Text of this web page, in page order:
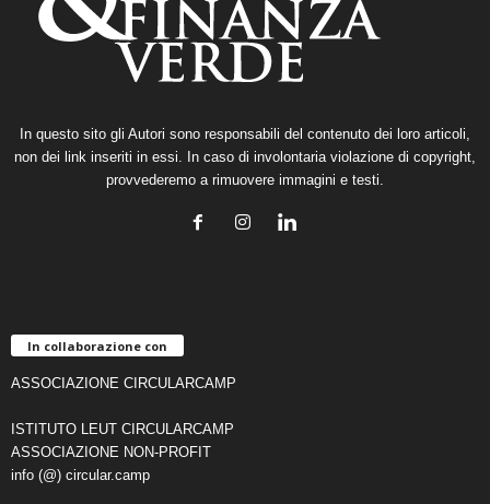
In questo sito gli Autori sono responsabili del contenuto dei loro articoli,
non dei link inseriti in essi. In caso di involontaria violazione di copyright,
provvederemo a rimuovere immagini e testi.
In collaborazione con
ASSOCIAZIONE CIRCULARCAMP
ISTITUTO LEUT CIRCULARCAMP
ASSOCIAZIONE NON-PROFIT
info (@) circular.camp